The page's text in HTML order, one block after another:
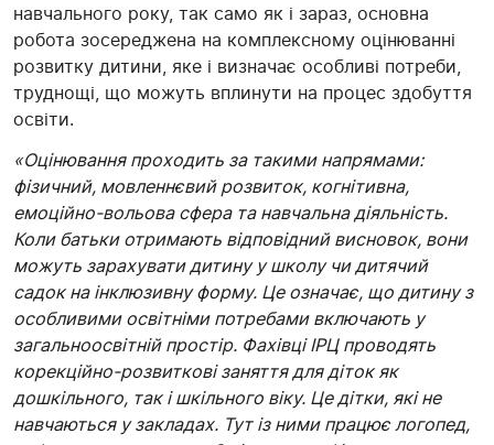
навчального року, так само як і зараз, основна
робота зосереджена на комплексному оцінюванні
розвитку дитини, яке і визначає особливі потреби,
труднощі, що можуть вплинути на процес здобуття
освіти.
«Оцінювання проходить за такими напрямами:
фізичний, мовленнєвий розвиток, когнітивна,
емоційно-вольова сфера та навчальна діяльність.
Коли батьки отримають відповідний висновок, вони
можуть зарахувати дитину у школу чи дитячий
садок на інклюзивну форму. Це означає, що дитину з
особливими освітніми потребами включають у
загальноосвітній простір. Фахівці ІРЦ проводять
корекційно-розвиткові заняття для діток як
дошкільного, так і шкільного віку. Це дітки, які не
навчаються у закладах. Тут із ними працює логопед,